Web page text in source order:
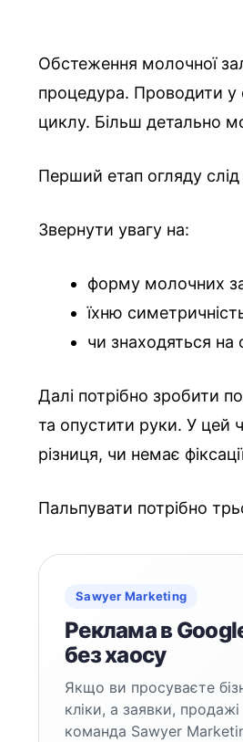
Обстеження молочної
процедура. Проводити у
циклу. Більш детально
Перший етап огляду
Звернути увагу на:
форму молочних
їхню
чи знаходяться на
Далі потрібно зробити
та опустити руки. У цей
різниця, чи немає
Пальпувати потрібно
Sawyer Marketing
Реклама в
без хаосу
Якщо ви просуваєте
кліки, а заявки,
команда Sawyer